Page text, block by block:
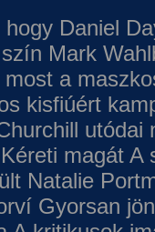
hogy Daniel
Mark
most a
kisfiúért
utódai
Kéreti magát A
Natalie
Gyorsan